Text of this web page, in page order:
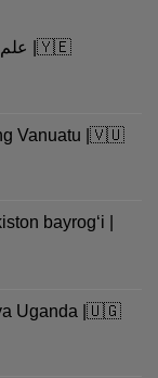
Bandiera dello Yemen | علم اليمن |🇾🇪
Vanuatu |🇻🇺
bayrogʻi |
Uganda |🇺🇬